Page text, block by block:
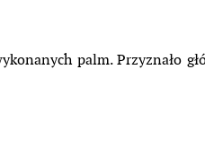
palm. Przyznało